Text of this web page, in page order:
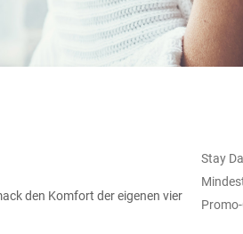
den Komfort der eigenen vier
Stay